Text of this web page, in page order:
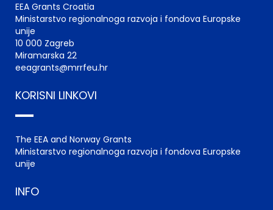
EEA Grants Croatia
Ministarstvo regionalnoga razvoja i fondova Europske
unije
10 000 Zagreb
Miramarska 22
eeagrants@mrrfeu.hr
KORISNI LINKOVI
The EEA and Norway Grants
Ministarstvo regionalnoga razvoja i fondova Europske
unije
INFO